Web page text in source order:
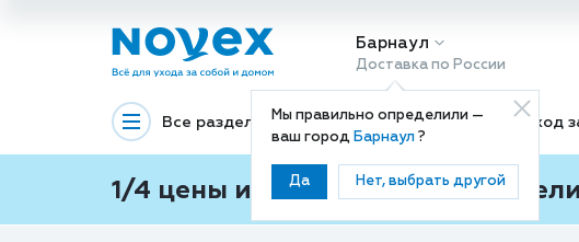
Барнаул
Доставка по России
Мы правильно определили —
ваш город Барнаул?
Да Нет, выбрать другой
Все разделы Декоративная косметика Уход
1/4 цены и покупки ваши с Подели